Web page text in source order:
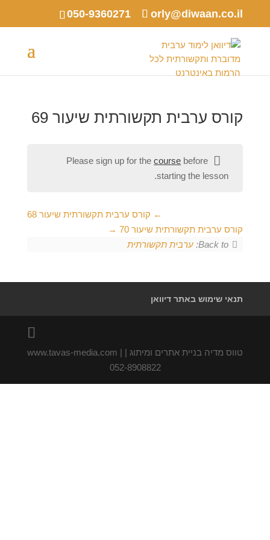
050-9360271 orly@diwaan.co.il
קורס ערבית תקשורתית שיעור 69
Please sign up for thecourse before
starting the lesson.
קורס ערבית תקשורתית שיעור 68
קורס ערבית תקשורתית שיעור 70
Back to: ערבית תקשורתית
תנאי שימוש באתר דיוואן
טווס מדיה בניית אתרים ומיתוג | www.tavas-media.com |
052-8908822